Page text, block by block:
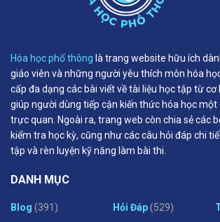
Hóa học phổ thông là trang website hữu ích
giáo viên và những người yêu thích môn hóa
cấp đa dạng các bài viết về tài liệu học tập từ cơ
giúp người dùng tiếp cận kiến thức hóa học một
trực quan. Ngoài ra, trang web còn chia sẻ các
kiểm tra học kỳ, cũng như các câu hỏi đáp chi
tập và rèn luyện kỹ năng làm bài thi.
DANH MỤC
Blog (391) Hỏi Đáp(529)